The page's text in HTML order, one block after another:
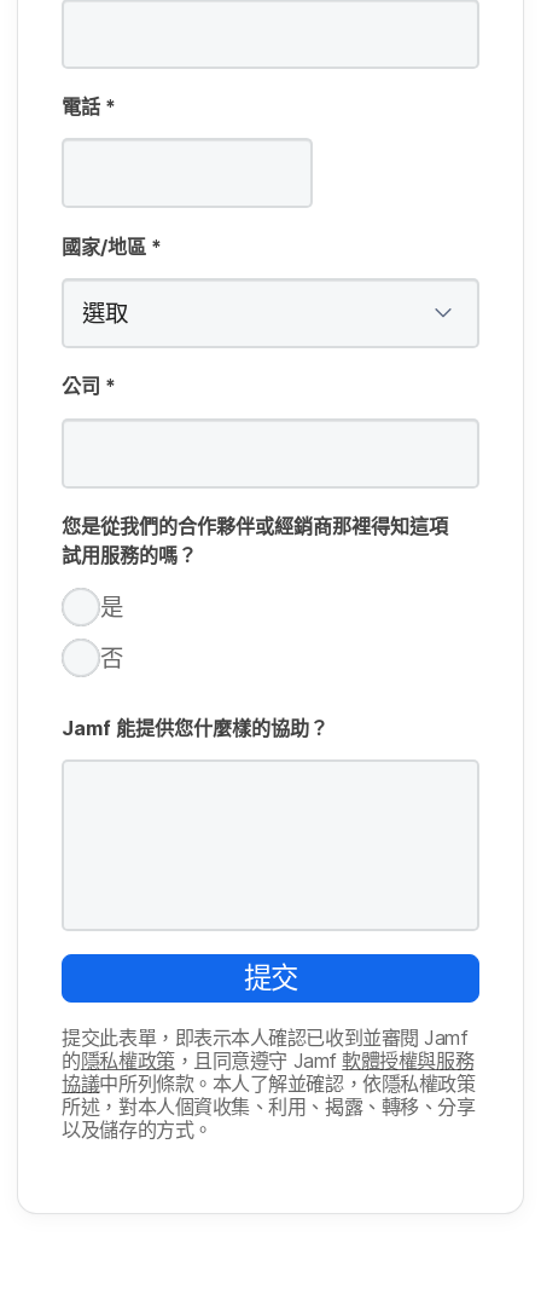
電話 *
國家​/​地區 *
公司 *
您​是​從​我們​的​合作​夥伴​或​經銷商​那​裡​得知​這​項​
試用​服務​的​嗎？
是
否
Jamf 能​提供​您什麼樣​的​協助？
提交
提交​此​表單，​即​表示​本​人​確認​已​收到​並​審閱 Jamf
的隱私權​政策，​且​同意​遵守Jamf軟體​授權​與​服務​
協議中​所​列​條款。​本人​了​解​並​確認，​依隱私權​政策​
所述，​對​本​人​個​資收集、​利用、​揭露、​轉移、​分享​
以及​儲存​的​方式。